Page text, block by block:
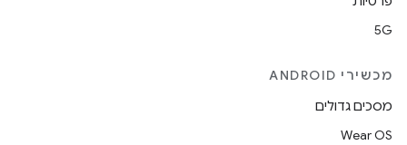
5G
מכשירי ANDROID
מסכים גדולים
Wear OS